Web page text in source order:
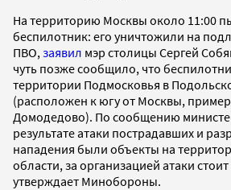
На территорию Москвы около 11:00
беспилотник: его уничтожили на
ПВО, заявил мэр столицы Сергей
чуть позже сообщило, что
территории Подмосковья в
(расположен к югу от Москвы,
Домодедово). По сообщению
результате атаки пострадавших и
нападения были объекты на
области, за организацией атаки
утверждает Минобороны.